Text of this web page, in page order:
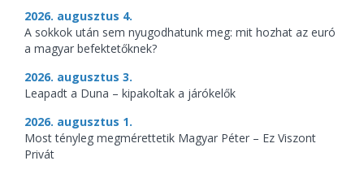
2026. augusztus 4.
A sokkok után sem nyugodhatunk meg: mit hozhat az euró
a magyar befektetőknek?
2026. augusztus 3.
Leapadt a Duna – kipakoltak a járókelők
2026. augusztus 1.
Most tényleg megmérettetik Magyar Péter – Ez Viszont
Privát